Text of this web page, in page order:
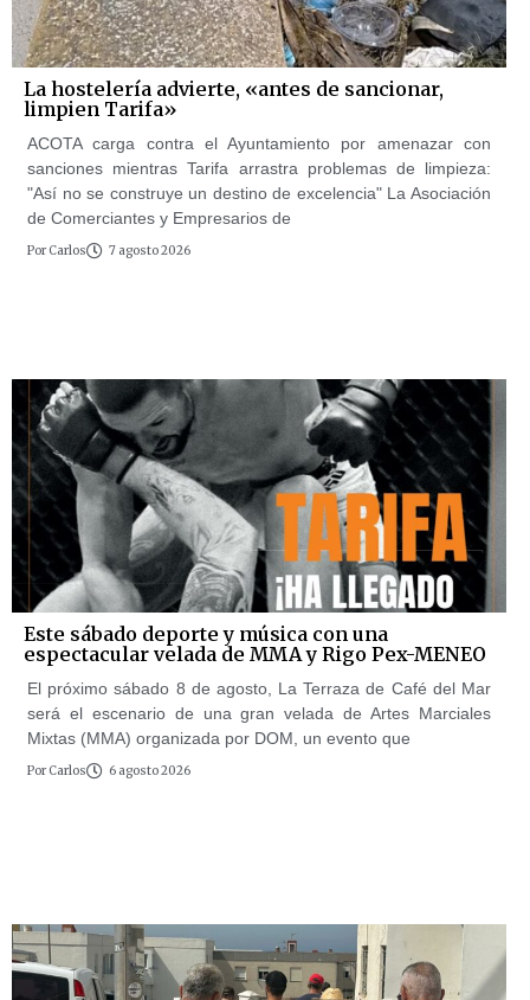
La hostelería advierte, «antes de sancionar,
limpien Tarifa»
ACOTA carga contra el Ayuntamiento por amenazar con
sanciones mientras Tarifa arrastra problemas de limpieza:
"Así no se construye un destino de excelencia" La Asociación
de Comerciantes y Empresarios de
Por Carlos 7 agosto 2026
Este sábado deporte y música con una
espectacular velada de MMA y Rigo Pex-MENEO
El próximo sábado 8 de agosto, La Terraza de Café del Mar
será el escenario de una gran velada de Artes Marciales
Mixtas (MMA) organizada por DOM, un evento que
Por Carlos 6 agosto 2026